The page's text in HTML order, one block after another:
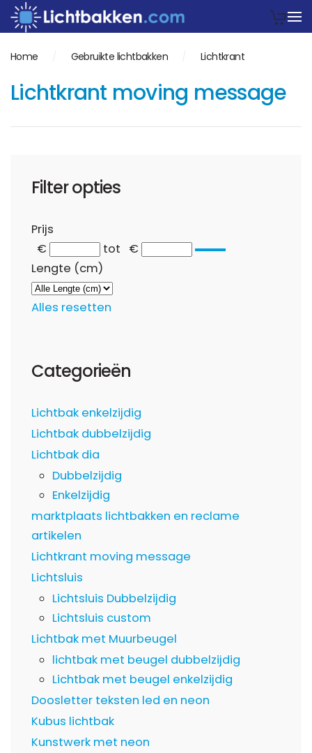
Home Gebruikte lichtbakken Lichtkrant
Lichtkrant moving message
Filter opties
Prijs
€
tot €
Lengte (cm)
Alles resetten
Categorieën
Lichtbak enkelzijdig
Lichtbak dubbelzijdig
Lichtbak dia
Dubbelzijdig
Enkelzijdig
marktplaats lichtbakken en reclame
artikelen
Lichtkrant moving message
Lichtsluis
Lichtsluis Dubbelzijdig
Lichtsluis custom
Lichtbak met Muurbeugel
lichtbak met beugel dubbelzijdig
Lichtbak met beugel enkelzijdig
Doosletter teksten led en neon
Kubus lichtbak
Kunstwerk met neon